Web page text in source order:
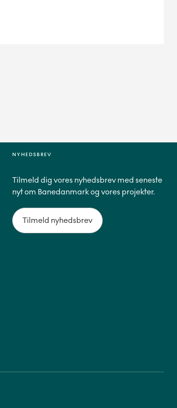
NYHEDSBREV
Tilmeld dig vores nyhedsbrev med seneste
nyt om Banedanmark og vores projekter.
Tilmeld nyhedsbrev